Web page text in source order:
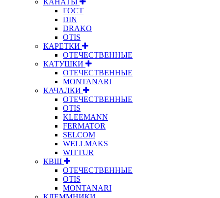
ГОСТ
DIN
DRAKO
OTIS
КАРЕТКИ
ОТЕЧЕСТВЕННЫЕ
КАТУШКИ
ОТЕЧЕСТВЕННЫЕ
MONTANARI
КАЧАЛКИ
ОТЕЧЕСТВЕННЫЕ
OTIS
KLEEMANN
FERMATOR
SELCOM
WELLMAKS
WITTUR
КВШ
ОТЕЧЕСТВЕННЫЕ
OTIS
MONTANARI